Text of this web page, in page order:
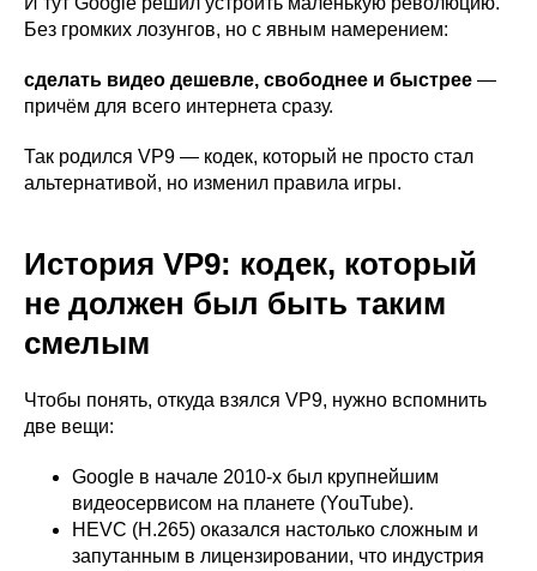
Без громких лозунгов, но с явным намерением:
сделать видео дешевле, свободнее и быстрее —
причём для всего интернета сразу.
Так родился VP9 — кодек, который не просто стал
альтернативой, но изменил правила игры.
История VP9: кодек, который
не должен был быть таким
смелым
Чтобы понять, откуда взялся VP9, нужно вспомнить
две вещи:
Google в начале 2010-х был крупнейшим
видеосервисом на планете (YouTube).
HEVC (H.265) оказался настолько сложным и
запутанным в лицензировании, что индустрия